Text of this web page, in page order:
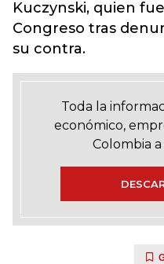
Kuczynski, quien
Congreso tras
su contra.
Toda la
económico,
Colombia